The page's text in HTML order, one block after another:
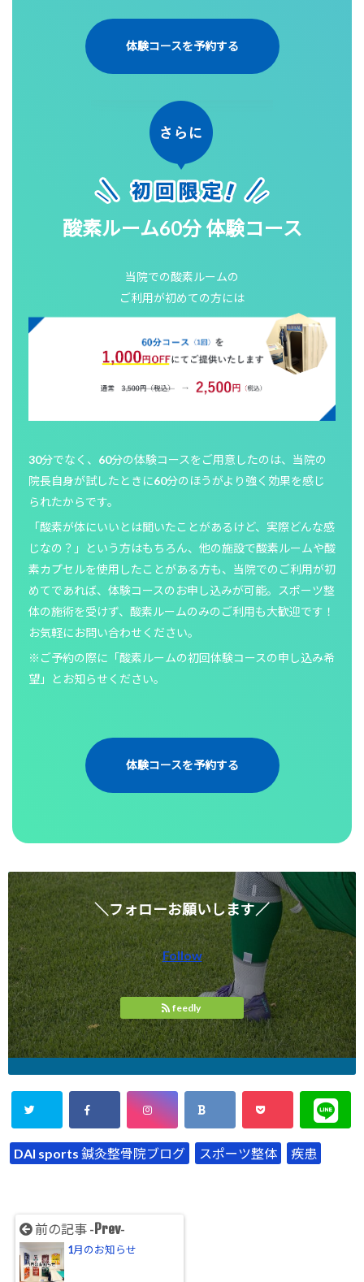
体験コースを予約する
酸素ルーム60分 体験コース
当院での酸素ルームの
ご利用が初めての方には
30分でなく、60分の体験コースをご用意したのは、当院の
院長自身が試したときに60分のほうがより強く効果を感じ
られたからです。
「酸素が体にいいとは聞いたことがあるけど、実際どんな感
じなの？」という方はもちろん、他の施設で酸素ルームや酸
素カプセルを使用したことがある方も、当院でのご利用が初
めてであれば、体験コースのお申し込みが可能。スポーツ整
体の施術を受けず、酸素ルームのみのご利用も大歓迎です！
お気軽にお問い合わせください。
※ご予約の際に「酸素ルームの初回体験コースの申し込み希
望」とお知らせください。
体験コースを予約する
＼フォローお願いします／
Follow
feedly
DAI sports 鍼灸整骨院ブログ スポーツ整体 疾患
前の記事 -Prev-
1月のお知らせ